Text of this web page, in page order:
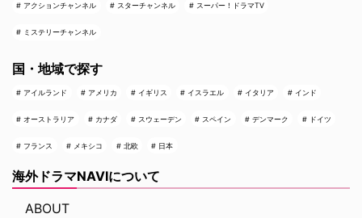
アクションチャンネル スターチャンネル スーパー！ドラマTV
ミステリーチャンネル
国・地域で探す
アイルランド アメリカ イギリス イスラエル イタリア インド
オーストラリア カナダ スウェーデン スペイン デンマーク ドイツ
フランス メキシコ 北欧 日本
海外ドラマNAVIについて
ABOUT